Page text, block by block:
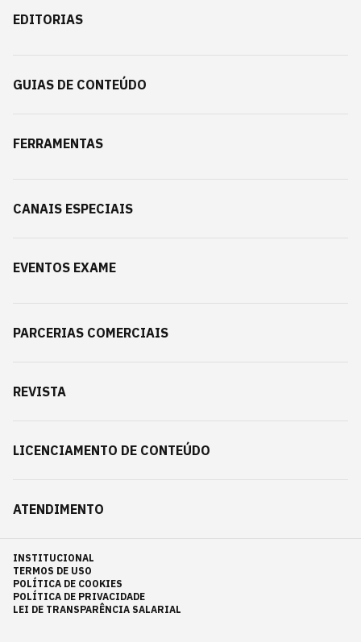
EDITORIAS
GUIAS DE CONTEÚDO
FERRAMENTAS
CANAIS ESPECIAIS
EVENTOS EXAME
PARCERIAS COMERCIAIS
REVISTA
LICENCIAMENTO DE CONTEÚDO
ATENDIMENTO
INSTITUCIONAL
TERMOS DE USO
POLÍTICA DE COOKIES
POLÍTICA DE PRIVACIDADE
LEI DE TRANSPARÊNCIA SALARIAL